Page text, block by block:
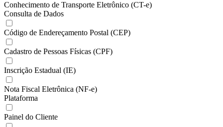
Conhecimento de Transporte Eletrônico (CT-e)
Consulta de Dados
Código de Endereçamento Postal (CEP)
Cadastro de Pessoas Físicas (CPF)
Inscrição Estadual (IE)
Nota Fiscal Eletrônica (NF-e)
Plataforma
Painel do Cliente